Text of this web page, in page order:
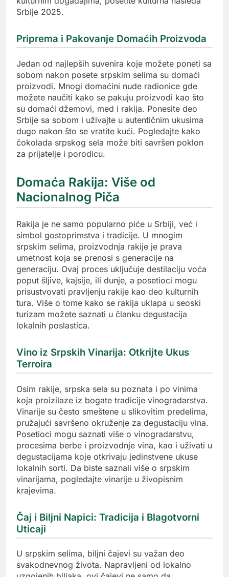
Srbije 2025.
Priprema i Pakovanje Domaćih Proizvoda
Jedan od najlepših suvenira koje možete poneti sa
sobom nakon posete srpskim selima su domaći
proizvodi. Mnogi domaćini nude radionice gde
možete naučiti kako se pakuju proizvodi kao što
su domaći džemovi, med i rakija. Ponesite deo
Srbije sa sobom i uživajte u autentičnim ukusima
dugo nakon što se vratite kući. Pogledajte kako
čokolada srpskog sela može biti savršen poklon
za prijatelje i porodicu.
Domaća Rakija: Više od
Nacionalnog Piča
Rakija je ne samo popularno piće u Srbiji, već i
simbol gostoprimstva i tradicije. U mnogim
srpskim selima, proizvodnja rakije je prava
umetnost koja se prenosi s generacije na
generaciju. Ovaj proces uključuje destilaciju voća
poput šljive, kajsije, ili dunje, a posetioci mogu
prisustvovati pravljenju rakije kao deo kulturnih
tura. Više o tome kako se rakija uklapa u seoski
turizam možete saznati u članku degustacija
lokalnih poslastica.
Vino iz Srpskih Vinarija: Otkrijte Ukus
Terroira
Osim rakije, srpska sela su poznata i po vinima
koja proizilaze iz bogate tradicije vinogradarstva.
Vinarije su često smeštene u slikovitim predelima,
pružajući savršeno okruženje za degustaciju vina.
Posetioci mogu saznati više o vinogradarstvu,
procesima berbe i proizvodnje vina, kao i uživati u
degustacijama koje otkrivaju jedinstvene ukuse
lokalnih sorti. Da biste saznali više o srpskim
vinarijama, pogledajte vinarije u živopisnim
krajevima.
Čaj i Biljni Napici: Tradicija i Blagotvorni
Uticaji
U srpskim selima, biljni čajevi su važan deo
svakodnevnog života. Napravljeni od lokalno